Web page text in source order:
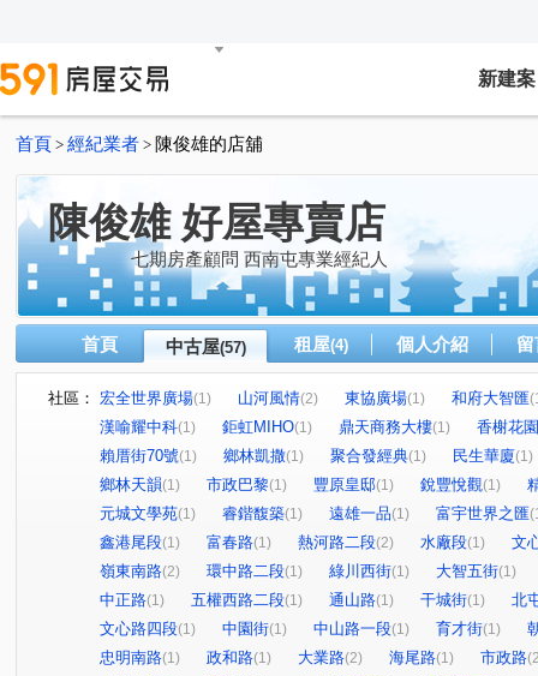
新建案
首頁 > 經紀業者 > 陳俊雄的店舖
陳俊雄 好屋專賣店
七期房產顧問 西南屯專業經紀人
首頁 中古屋(57) 租屋(4) 個人介紹
社區： 宏全世界廣場(1) 山河風情(2) 東協廣場(1) 和府大智匯
漢喻耀中科(1) 鉅虹MIHO(1) 鼎天商務大樓(1)
香榭花
賴厝街70號(1) 鄉林凱撒(1) 聚合發經典(1) 民生華廈(1)
鄉林天韻(1) 市政巴黎(1) 豐原皇邸(1) 銳豐悅觀(1)
元城文學苑(1) 睿鍇馥築(1) 遠雄一品(1) 富宇世界之匯
鑫港尾段(1) 富春路(1) 熱河路二段(2) 水廠段(1)
文
嶺東南路(2) 環中路二段(1) 綠川西街(1) 大智五街(1)
中正路(1) 五權西路二段(1) 通山路(1) 干城街(1)
北
文心路四段(1) 中園街(1) 中山路一段(1) 育才街(1)
忠明南路(1) 政和路(1) 大業路(2) 海尾路(1) 市政路